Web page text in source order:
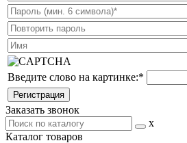
Введите слово на картинке:*
Заказать звонок
x
Каталог товаров